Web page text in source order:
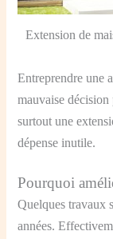
Extension de
Entreprendre une
mauvaise
surtout une
dépense inutile.
Pourquoi
Quelques travaux
années.